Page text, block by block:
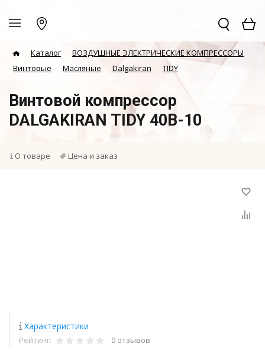
Каталог
ВОЗДУШНЫЕ ЭЛЕКТРИЧЕСКИЕ КОМПРЕССОРЫ
Винтовые
Масляные Dalgakiran TIDY
Винтовой компрессор
DALGAKIRAN TIDY 40B-10
О товаре Цена и заказ
Характеристики
Рейтинг: 0 отзывов